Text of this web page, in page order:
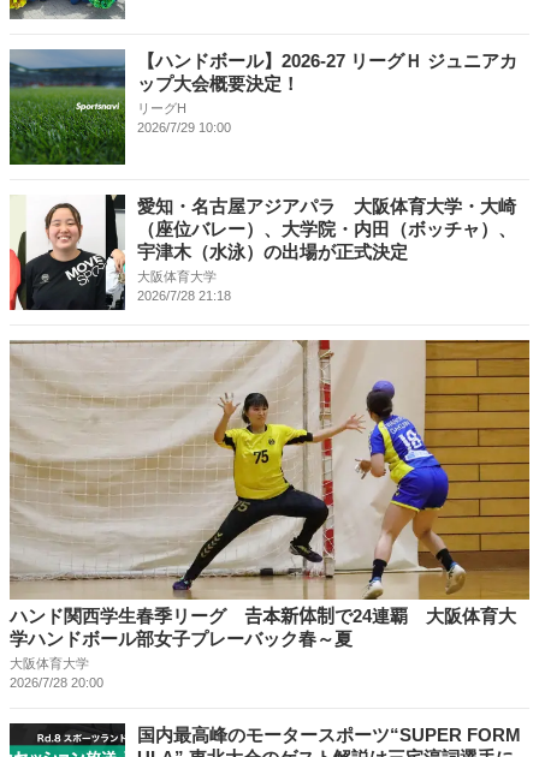
【ハンドボール】2026-27 リーグＨ ジュニアカ
ップ大会概要決定！
リーグH
2026/7/29 10:00
愛知・名古屋アジアパラ 大阪体育大学・大崎
（座位バレー）、大学院・内田（ボッチャ）、
宇津木（水泳）の出場が正式決定
大阪体育大学
2026/7/28 21:18
ハンド関西学生春季リーグ 𠮷本新体制で24連覇 大阪体育大
学ハンドボール部女子プレーバック春～夏
大阪体育大学
2026/7/28 20:00
国内最⾼峰のモータースポーツ“SUPER FORM